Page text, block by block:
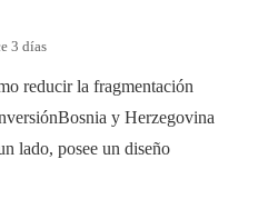
3 días
reducir la fragmentación
y Herzegovina
lado, posee un diseño